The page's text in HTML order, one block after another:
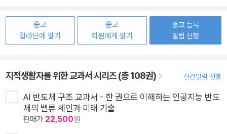
중고
알라딘에 팔기
중고
회원에게 팔기
중고 등록
알림 신청
지적생활자를 위한 교과서 시리즈 (총 108권) 신간알림 신청
AI 반도체 구조 교과서 - 한 권으로 이해하는 인공지능 반도
체의 밸류 체인과 미래 기술
판매가 22,500원